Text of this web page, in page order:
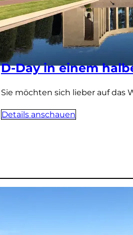
D-Day in einem
Sie möchten sich lieber auf das
Details anschauen